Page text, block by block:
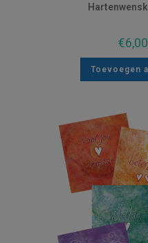
€6,00
Toevoegen